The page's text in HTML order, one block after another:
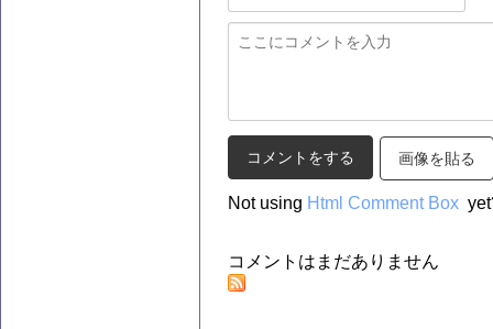
画像を貼る
Not using Html Comment Box
コメントはまだありません